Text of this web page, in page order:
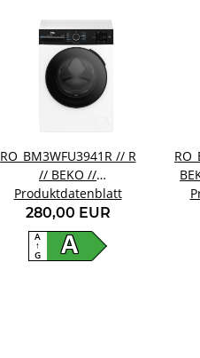
RO_BM3WFU3941R // R
// BEKO //
BM3WFU3941R
Produktdatenblatt
280,00 EUR
A
A
↑
G